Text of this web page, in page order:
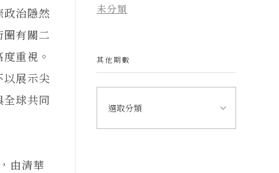
政治隱然
有關二
重視。
以展示尖
球共同
由清華
未分類
其他期數